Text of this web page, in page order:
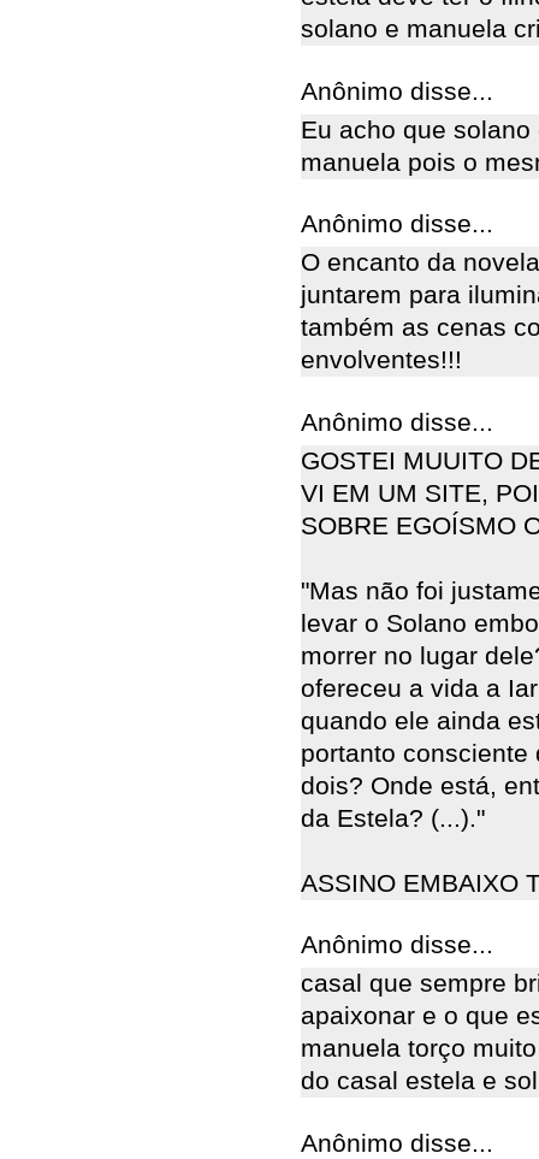
solano e manuela
Anônimo disse...
Eu acho que
manuela pois o
Anônimo disse...
O encanto da
juntarem para
também as cenas
envolventes!!!
Anônimo disse...
GOSTEI MUUITO
VI EM UM SITE,
SOBRE EGOÍSMO
"Mas não foi
levar o Solano
morrer no lugar
ofereceu a vida a
quando ele ainda
portanto
dois? Onde está,
da Estela? (...)."
ASSINO EMBAIXO
Anônimo disse...
casal que sempre
apaixonar e o que
manuela torço
do casal estela e
Anônimo disse...